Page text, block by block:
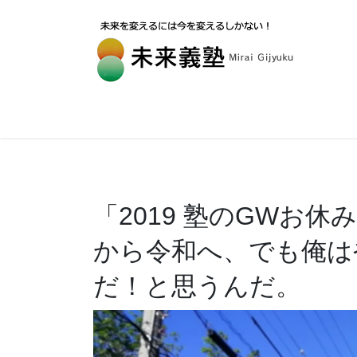
「2019 塾のGWお休
から令和へ、でも俺
だ！と思うんだ。